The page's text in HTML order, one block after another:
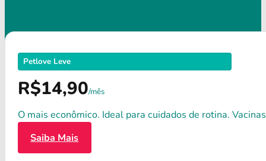
Petlove Leve
R$14,90/mês
O mais econômico. Ideal para cuidados de rotina.
Saiba Mais